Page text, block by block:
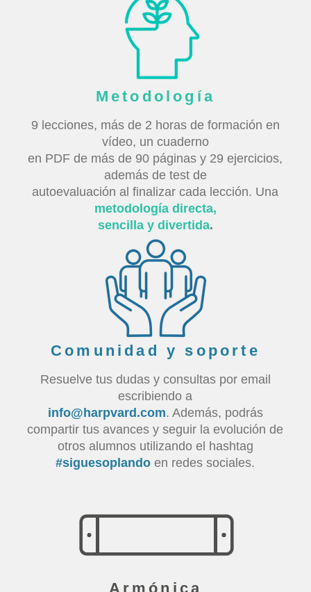
Metodología
9 lecciones, más de 2 horas de formación en
vídeo, un cuaderno
en PDF de más de 90 páginas y 29 ejercicios,
además de test de
autoevaluación al finalizar cada lección. Una
metodología directa,
sencilla y divertida.
Comunidad y soporte
Resuelve tus dudas y consultas por email
escribiendo a
info@harpvard.com. Además, podrás
compartir tus avances y seguir la evolución de
otros alumnos utilizando el hashtag
#siguesoplando en redes sociales.
Armónica